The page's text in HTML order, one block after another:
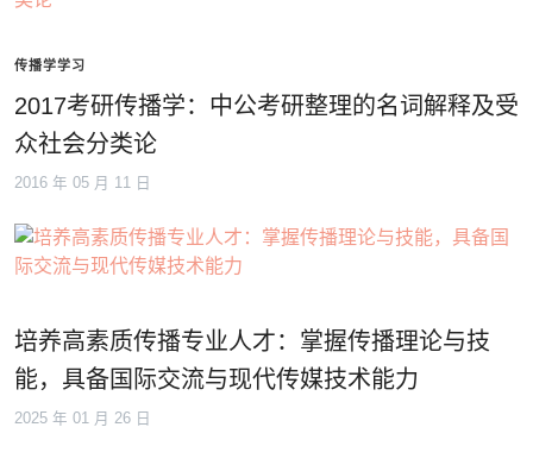
传播学学习
2017考研传播学：中公考研整理的名词解释及受
众社会分类论
2016 年 05 月 11 日
培养高素质传播专业人才：掌握传播理论与技
能，具备国际交流与现代传媒技术能力
2025 年 01 月 26 日